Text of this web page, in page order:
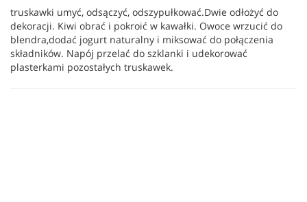
truskawki umyć, odsączyć, odszypułkować.Dwie odłożyć do
dekoracji. Kiwi obrać i pokroić w kawałki. Owoce wrzucić do
blendra,dodać jogurt naturalny i miksować do połączenia
składników. Napój przelać do szklanki i udekorować
plasterkami pozostałych truskawek.